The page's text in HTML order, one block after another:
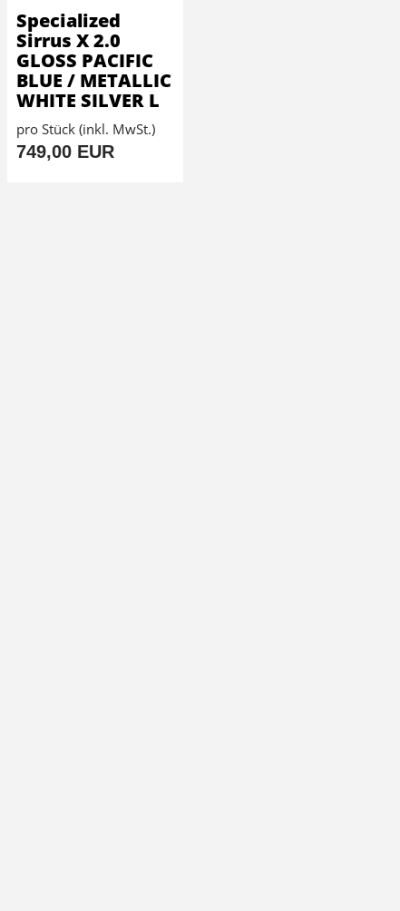
Specialized
Sirrus X 2.0
GLOSS PACIFIC
BLUE / METALLIC
WHITE SILVER L
pro Stück (inkl. MwSt.)
749,00 EUR